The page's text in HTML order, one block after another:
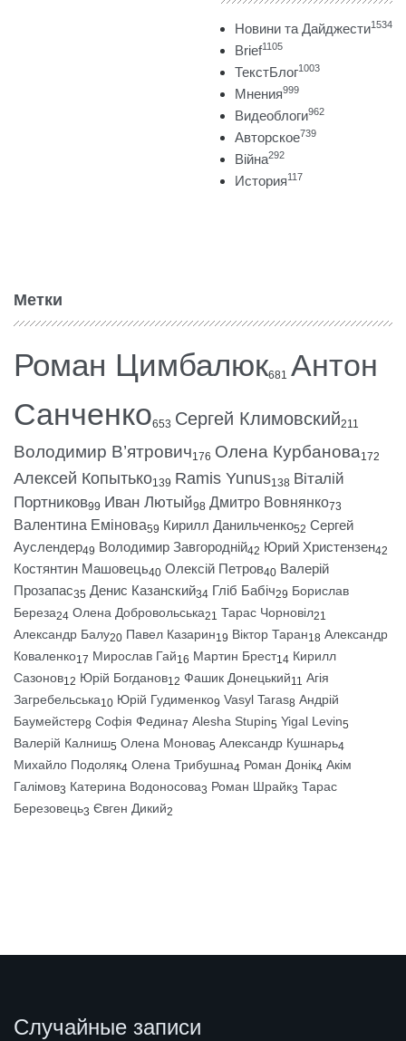
Новини та Дайджести1534
Brief1105
ТекстБлог1003
Мнения999
Видеоблоги962
Авторское739
Війна292
История117
Метки
Роман Цимбалюк681 Антон
Санченко653 Сергей Климовский211
Володимир В’ятрович176 Олена Курбанова172
Алексей Копытько139 Ramis Yunus138 Віталій
Портников99 Иван Лютый98 Дмитро Вовнянко73
Валентина Емінова59 Кирилл Данильченко52 Сергей
Ауслендер49 Володимир Завгородній42 Юрий Христензен42
Костянтин Машовець40 Олексій Петров40 Валерій
Прозапас35 Денис Казанский34 Гліб Бабіч29 Борислав
Береза24 Олена Добровольська21 Тарас Чорновіл21
Александр Балу20 Павел Казарин19 Віктор Таран18 Александр
Коваленко17 Мирослав Гай16 Мартин Брест14 Кирилл
Сазонов12 Юрій Богданов12 Фашик Донецький11 Агія
Загребельська10 Юрій Гудименко9 Vasyl Taras8 Андрій
Баумейстер8 Софія Федина7 Alesha Stupin5 Yigal Levin5
Валерій Калниш5 Олена Монова5 Александр Кушнарь4
Михайло Подоляк4 Олена Трибушна4 Роман Донік4 Акім
Галімов3 Катерина Водоносова3 Роман Шрайк3 Тарас
Березовець3 Євген Дикий2
Случайные записи